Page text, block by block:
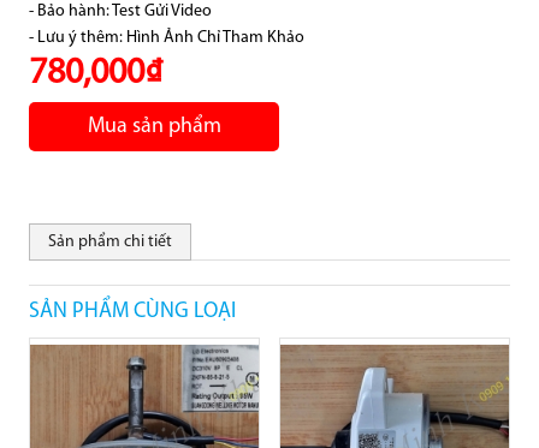
- Bảo hành: Test Gửi Video
- Lưu ý thêm: Hình Ảnh Chỉ Tham Khảo
780,000₫
Mua sản phẩm
Sản phẩm chi tiết
SẢN PHẨM CÙNG LOẠI